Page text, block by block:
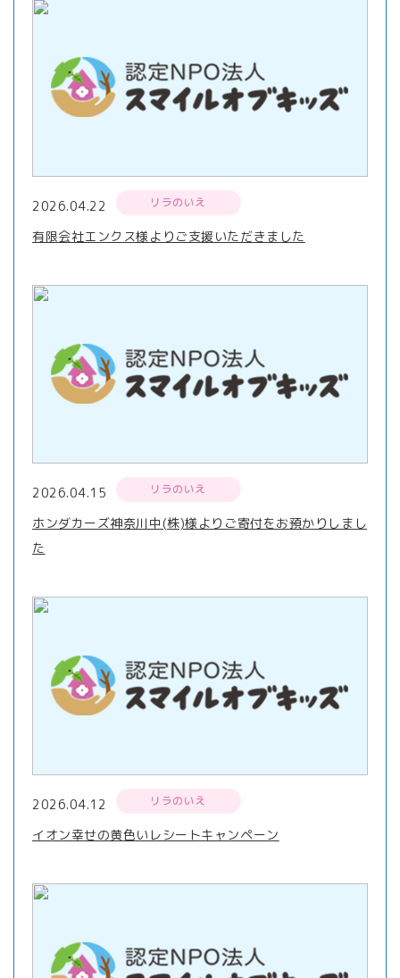
2026.04.22 リラのいえ
有限会社エンクス様よりご支援いただきました
2026.04.15 リラのいえ
ホンダカーズ神奈川中(株)様よりご寄付をお預かりしまし
た
2026.04.12 リラのいえ
イオン幸せの黄色いレシートキャンペーン